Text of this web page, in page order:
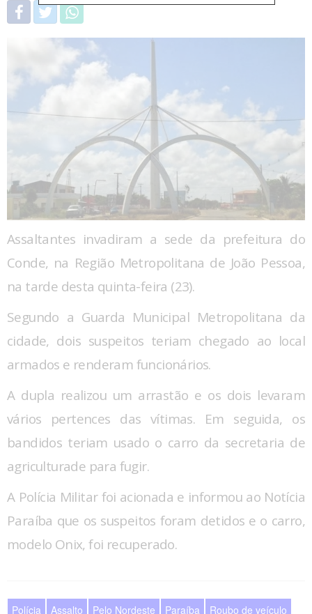
Assaltantes invadiram a sede da prefeitura do
Conde, na Região Metropolitana de João Pessoa,
na tarde desta quinta-feira (23).
Segundo a Guarda Municipal Metropolitana da
cidade, dois suspeitos teriam chegado ao local
armados e renderam funcionários.
A dupla realizou um arrastão e os dois levaram
vários pertences das vítimas. Em seguida, os
bandidos teriam usado o carro da secretaria de
agriculturade para fugir.
A Polícia Militar foi acionada e informou ao Notícia
Paraíba que os suspeitos foram detidos e o carro,
modelo Onix, foi recuperado.
Polícia Assalto Pelo Nordeste Paraíba Roubo de veículo